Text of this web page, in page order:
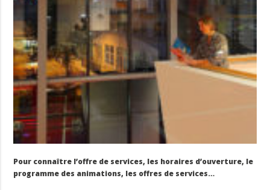
Pour connaître l’offre de services, les horaires d’ouverture, le
programme des animations, les offres de services…